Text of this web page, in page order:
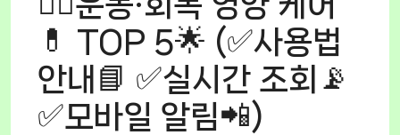
💊 TOP 5🌟 (✅사용법
안내📘 ✅실시간 조회📡
✅모바일 알림📲)